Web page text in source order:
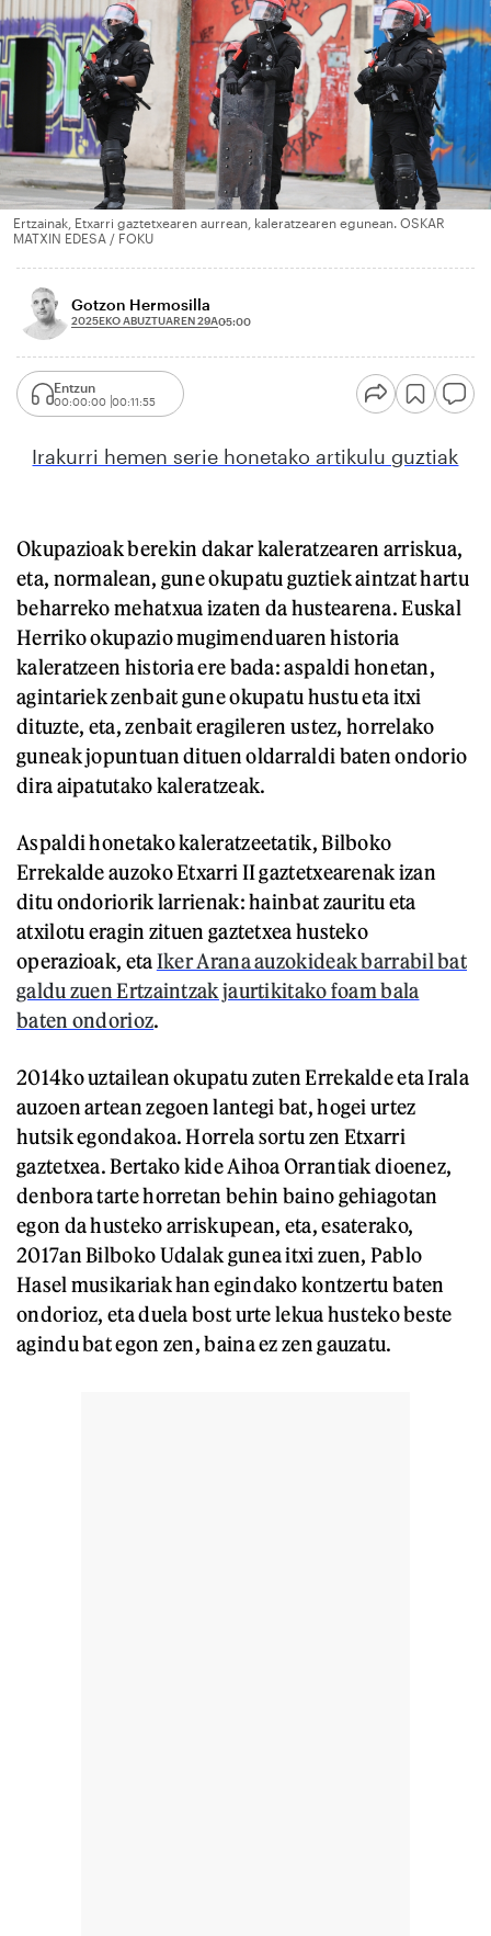
Ertzainak, Etxarri gaztetxearen aurrean, kaleratzearen egunean. OSKAR
MATXIN EDESA / FOKU
Gotzon Hermosilla
2025EKO ABUZTUAREN 29A05:00
Entzun
00:00:00 00:11:55
Irakurri hemen serie honetako artikulu guztiak
Okupazioak berekin dakar kaleratzearen arriskua,
eta, normalean, gune okupatu guztiek aintzat hartu
beharreko mehatxua izaten da hustearena. Euskal
Herriko okupazio mugimenduaren historia
kaleratzeen historia ere bada: aspaldi honetan,
agintariek zenbait gune okupatu hustu eta itxi
dituzte, eta, zenbait eragileren ustez, horrelako
guneak jopuntuan dituen oldarraldi baten ondorio
dira aipatutako kaleratzeak.
Aspaldi honetako kaleratzeetatik, Bilboko
Errekalde auzoko Etxarri II gaztetxearenak izan
ditu ondoriorik larrienak: hainbat zauritu eta
atxilotu eragin zituen gaztetxea husteko
operazioak, etaIker Arana auzokideak barrabil bat
galdu zuen Ertzaintzak jaurtikitako foam bala
baten ondorioz.
2014ko uztailean okupatu zuten Errekalde eta Irala
auzoen artean zegoen lantegi bat, hogei urtez
hutsik egondakoa. Horrela sortu zen Etxarri
gaztetxea. Bertako kide Aihoa Orrantiak dioenez,
denbora tarte horretan behin baino gehiagotan
egon da husteko arriskupean, eta, esaterako,
2017an Bilboko Udalak gunea itxi zuen, Pablo
Hasel musikariak han egindako kontzertu baten
ondorioz, eta duela bost urte lekua husteko beste
agindu bat egon zen, baina ez zen gauzatu.